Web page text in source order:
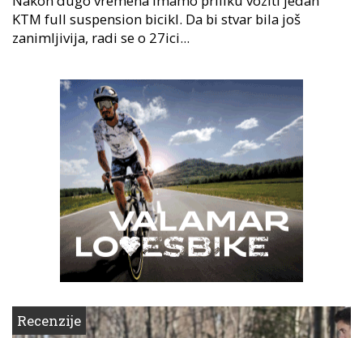
KTM full suspension bicikl. Da bi stvar bila još
zanimljivija, radi se o 27ici...
Recenzije